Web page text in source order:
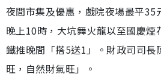
夜間市集及優惠，戲院夜場最平35
晚上10時，大坑舞火龍以至國慶煙
鐵推晚間「搭5送1」。財政司司長
旺，自然財氣旺」。